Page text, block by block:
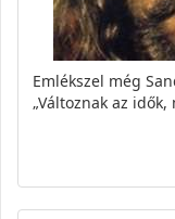
Emlékszel még
„Változnak az